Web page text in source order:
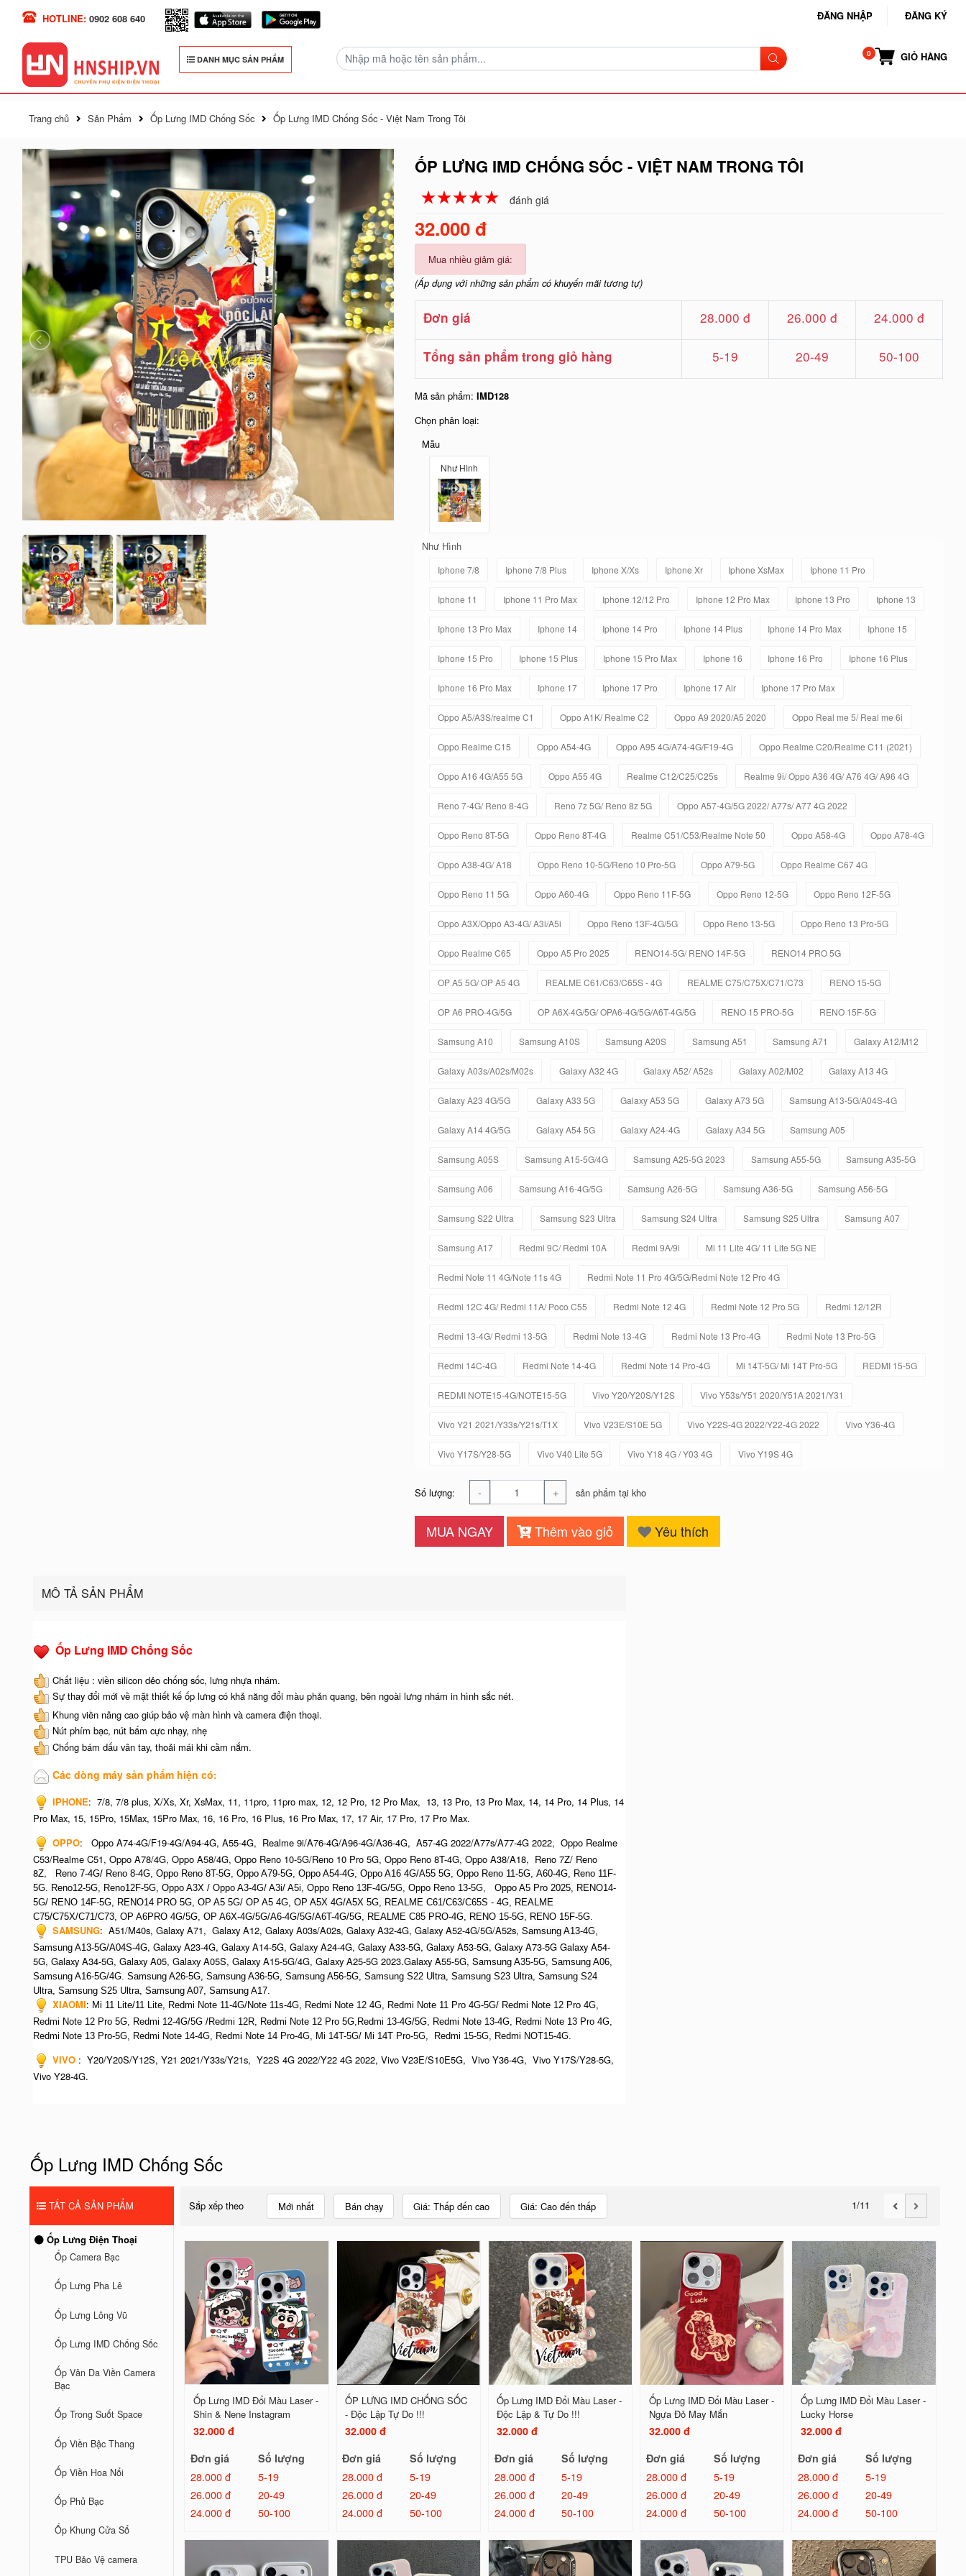
HOTLINE: 0902 608 640 ĐĂNG NHẬP ĐĂNG KÝ
DANH MỤC SẢN PHẨM GIỎ HÀNG
Trang chủ Sản Phẩm Ốp Lưng IMD Chống Sốc Ốp Lưng IMD Chống Sốc - Việt Nam Trong Tôi
ỐP LƯNG IMD CHỐNG SỐC - VIỆT NAM TRONG TÔI
☆☆☆☆☆
★★★★★ đánh giá
32.000 đ
Mua nhiều giảm giá:
(Áp dụng với những sản phẩm có khuyến mãi tương tự)
Đơn giá 28.000 đ 26.000 đ 24.000 đ
Tổng sản phẩm trong giỏ hàng 5-19 20-49 50-100
Mã sản phẩm:IMD128
Chọn phân loại:
Mẫu
Như Hình
Như Hình
Iphone 7/8 Iphone 7/8 Plus Iphone X/Xs Iphone Xr Iphone XsMax Iphone 11 Pro
Iphone 11 Iphone 11 Pro Max Iphone 12/12 Pro Iphone 12 Pro Max Iphone 13 Pro Iphone 13
Iphone 13 Pro Max Iphone 14 Iphone 14 Pro Iphone 14 Plus Iphone 14 Pro Max Iphone 15
Iphone 15 Pro Iphone 15 Plus Iphone 15 Pro Max Iphone 16 Iphone 16 Pro Iphone 16 Plus
Iphone 16 Pro Max Iphone 17 Iphone 17 Pro Iphone 17 Air Iphone 17 Pro Max
Oppo A5/A3S/realme C1 Oppo A1K/ Realme C2 Oppo A9 2020/A5 2020 Oppo Real me 5/ Real me 6i
Oppo Realme C15 Oppo A54-4G Oppo A95 4G/A74-4G/F19-4G Oppo Realme C20/Realme C11 (2021)
Oppo A16 4G/A55 5G Oppo A55 4G Realme C12/C25/C25s Realme 9i/ Oppo A36 4G/ A76 4G/ A96 4G
Reno 7-4G/ Reno 8-4G Reno 7z 5G/ Reno 8z 5G Oppo A57-4G/5G 2022/ A77s/ A77 4G 2022
Oppo Reno 8T-5G Oppo Reno 8T-4G Realme C51/C53/Realme Note 50 Oppo A58-4G Oppo A78-4G
Oppo A38-4G/ A18 Oppo Reno 10-5G/Reno 10 Pro-5G Oppo A79-5G Oppo Realme C67 4G
Oppo Reno 11 5G Oppo A60-4G Oppo Reno 11F-5G Oppo Reno 12-5G Oppo Reno 12F-5G
Oppo A3X/Oppo A3-4G/ A3i/A5i Oppo Reno 13F-4G/5G Oppo Reno 13-5G Oppo Reno 13 Pro-5G
Oppo Realme C65 Oppo A5 Pro 2025 RENO14-5G/ RENO 14F-5G RENO14 PRO 5G
OP A5 5G/ OP A5 4G REALME C61/C63/C65S - 4G REALME C75/C75X/C71/C73 RENO 15-5G
OP A6 PRO-4G/5G OP A6X-4G/5G/ OPA6-4G/5G/A6T-4G/5G RENO 15 PRO-5G RENO 15F-5G
Samsung A10 Samsung A10S Samsung A20S Samsung A51 Samsung A71 Galaxy A12/M12
Galaxy A03s/A02s/M02s Galaxy A32 4G Galaxy A52/ A52s Galaxy A02/M02 Galaxy A13 4G
Galaxy A23 4G/5G Galaxy A33 5G Galaxy A53 5G Galaxy A73 5G Samsung A13-5G/A04S-4G
Galaxy A14 4G/5G Galaxy A54 5G Galaxy A24-4G Galaxy A34 5G Samsung A05
Samsung A05S Samsung A15-5G/4G Samsung A25-5G 2023 Samsung A55-5G Samsung A35-5G
Samsung A06 Samsung A16-4G/5G Samsung A26-5G Samsung A36-5G Samsung A56-5G
Samsung S22 Ultra Samsung S23 Ultra Samsung S24 Ultra Samsung S25 Ultra Samsung A07
Samsung A17 Redmi 9C/ Redmi 10A Redmi 9A/9i Mi 11 Lite 4G/ 11 Lite 5G NE
Redmi Note 11 4G/Note 11s 4G Redmi Note 11 Pro 4G/5G/Redmi Note 12 Pro 4G
Redmi 12C 4G/ Redmi 11A/ Poco C55 Redmi Note 12 4G Redmi Note 12 Pro 5G Redmi 12/12R
Redmi 13-4G/ Redmi 13-5G Redmi Note 13-4G Redmi Note 13 Pro-4G Redmi Note 13 Pro-5G
Redmi 14C-4G Redmi Note 14-4G Redmi Note 14 Pro-4G Mi 14T-5G/ Mi 14T Pro-5G REDMI 15-5G
REDMI NOTE15-4G/NOTE15-5G Vivo Y20/Y20S/Y12S Vivo Y53s/Y51 2020/Y51A 2021/Y31
Vivo Y21 2021/Y33s/Y21s/T1X Vivo V23E/S10E 5G Vivo Y22S-4G 2022/Y22-4G 2022 Vivo Y36-4G
Vivo Y17S/Y28-5G Vivo V40 Lite 5G Vivo Y18 4G / Y03 4G Vivo Y19S 4G
Số lượng: - + sản phẩm tại kho
MUA NGAY Thêm vào giỏ Yêu thích
MÔ TẢ SẢN PHẨM
Ốp Lưng IMD Chống Sốc
Chất liệu : viền silicon dẻo chống sốc, lưng nhựa nhám.
Sự thay đổi mới về mặt thiết kế ốp lưng có khả năng đổi màu phản quang, bên ngoài lưng nhám in hình sắc nét.
Khung viền nâng cao giúp bảo vệ màn hình và camera điện thoại.
Nút phím bạc, nút bấm cực nhạy, nhẹ
Chống bám dấu vân tay, thoải mái khi cầm nắm.
Các dòng máy sản phẩm hiện có:
IPHONE: 7/8, 7/8 plus, X/Xs, Xr, XsMax, 11, 11pro, 11pro max, 12, 12 Pro, 12 Pro Max, 13, 13 Pro, 13 Pro Max, 14, 14 Pro, 14 Plus, 14
Pro Max, 15, 15Pro, 15Max, 15Pro Max, 16, 16 Pro, 16 Plus, 16 Pro Max, 17, 17 Air, 17 Pro, 17 Pro Max.
OPPO:
Oppo A74-4G/F19-4G/A94-4G, A55-4G, Realme 9i/A76-4G/A96-4G/A36-4G, A57-4G 2022/A77s/A77-4G 2022, Oppo Realme
C53/Realme C51, Oppo A78/4G, Oppo A58/4G, Oppo Reno 10-5G/Reno 10 Pro 5G, Oppo Reno 8T-4G, Oppo A38/A18, Reno 7Z/ Reno
8Z,
Reno 7-4G/ Reno 8-4G, Oppo Reno 8T-5G, Oppo A79-5G, Oppo A54-4G, Oppo A16 4G/A55 5G, Oppo Reno 11-5G, A60-4G, Reno 11F-
5G. Reno12-5G, Reno12F-5G, Oppo A3X / Oppo A3-4G/ A3i/ A5i, Oppo Reno 13F-4G/5G, Oppo Reno 13-5G, Oppo A5 Pro 2025, RENO14-
5G/ RENO 14F-5G, RENO14 PRO 5G, OP A5 5G/ OP A5 4G, OP A5X 4G/A5X 5G, REALME C61/C63/C65S - 4G, REALME
C75/C75X/C71/C73, OP A6PRO 4G/5G, OP A6X-4G/5G/A6-4G/5G/A6T-4G/5G, REALME C85 PRO-4G, RENO 15-5G, RENO 15F-5G.
SAMSUNG: A51/M40s, Galaxy A71, Galaxy A12, Galaxy A03s/A02s, Galaxy A32-4G, Galaxy A52-4G/5G/A52s, Samsung A13-4G,
Samsung A13-5G/A04S-4G, Galaxy A23-4G, Galaxy A14-5G, Galaxy A24-4G, Galaxy A33-5G, Galaxy A53-5G, Galaxy A73-5G Galaxy A54-
5G, Galaxy A34-5G, Galaxy A05, Galaxy A05S, Galaxy A15-5G/4G, Galaxy A25-5G 2023.Galaxy A55-5G, Samsung A35-5G, Samsung A06,
Samsung A16-5G/4G. Samsung A26-5G, Samsung A36-5G, Samsung A56-5G, Samsung S22 Ultra, Samsung S23 Ultra, Samsung S24
Ultra, Samsung S25 Ultra, Samsung A07, Samsung A17.
XIAOMI: Mi 11 Lite/11 Lite, Redmi Note 11-4G/Note 11s-4G, Redmi Note 12 4G, Redmi Note 11 Pro 4G-5G/ Redmi Note 12 Pro 4G,
Redmi Note 12 Pro 5G, Redmi 12-4G/5G /Redmi 12R, Redmi Note 12 Pro 5G,Redmi 13-4G/5G, Redmi Note 13-4G, Redmi Note 13 Pro 4G,
Redmi Note 13 Pro-5G, Redmi Note 14-4G, Redmi Note 14 Pro-4G, Mi 14T-5G/ Mi 14T Pro-5G, Redmi 15-5G, Redmi NOT15-4G.
VIVO : Y20/Y20S/Y12S, Y21 2021/Y33s/Y21s, Y22S 4G 2022/Y22 4G 2022, Vivo V23E/S10E5G, Vivo Y36-4G, Vivo Y17S/Y28-5G,
Vivo Y28-4G.
Ốp Lưng IMD Chống Sốc
TẤT CẢ SẢN PHẨM
Ốp Lưng Điện Thoại
Ốp Camera Bạc
Ốp Lưng Pha Lê
Ốp Lưng Lông Vũ
Ốp Lưng IMD Chống Sốc
Ốp Vân Da Viền Camera
Bạc
Ốp Trong Suốt Space
Ốp Viền Bậc Thang
Ốp Viền Hoa Nổi
Ốp Phủ Bạc
Ốp Khung Cửa Sổ
TPU Bảo Vệ camera
Sắp xếp theo Mới nhất Bán chạy Giá: Thấp đến cao Giá: Cao đến thấp 1/11
Ốp Lưng IMD Đổi Màu Laser -
Shin & Nene Instagram
32.000 đ
Đơn giá
Số lượng
28.000 đ
5-19
26.000 đ
20-49
24.000 đ
50-100
ỐP LƯNG IMD CHỐNG SỐC
- Độc Lập Tự Do !!!
32.000 đ
Đơn giá
Số lượng
28.000 đ
5-19
26.000 đ
20-49
24.000 đ
50-100
Ốp Lưng IMD Đổi Màu Laser -
Độc Lập & Tự Do !!!
32.000 đ
Đơn giá
Số lượng
28.000 đ
5-19
26.000 đ
20-49
24.000 đ
50-100
Ốp Lưng IMD Đổi Màu Laser -
Ngựa Đỏ May Mắn
32.000 đ
Đơn giá
Số lượng
28.000 đ
5-19
26.000 đ
20-49
24.000 đ
50-100
Ốp Lưng IMD Đổi Màu Laser -
Lucky Horse
32.000 đ
Đơn giá
Số lượng
28.000 đ
5-19
26.000 đ
20-49
24.000 đ
50-100